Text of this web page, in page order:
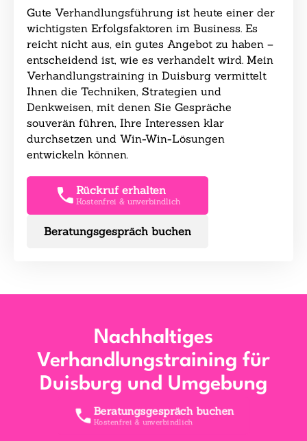
Gute Verhandlungsführung ist heute einer der
wichtigsten Erfolgsfaktoren im Business. Es
reicht nicht aus, ein gutes Angebot zu haben –
entscheidend ist, wie es verhandelt wird. Mein
Verhandlungstraining in Duisburg vermittelt
Ihnen die Techniken, Strategien und
Denkweisen, mit denen Sie Gespräche
souverän führen, Ihre Interessen klar
durchsetzen und Win-Win-Lösungen
entwickeln können.
Rückruf erhalten
Kostenfrei & unverbindlich
Beratungsgespräch buchen
Nachhaltiges
Verhandlungstraining für
Duisburg und Umgebung
Beratungsgespräch buchen
Kostenfrei & unverbindlich